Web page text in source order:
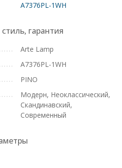
A7376PL-1WH
гарантия
Arte Lamp
A7376PL-1WH
PINO
Модерн, Неоклассический,
Скандинавский,
Современный